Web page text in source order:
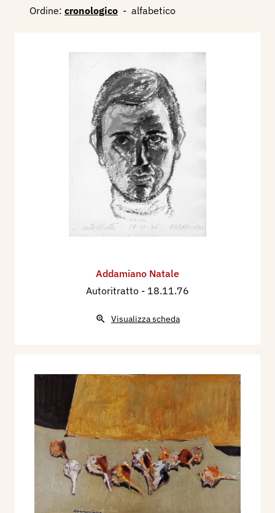
Ordine: cronologico - alfabetico
Addamiano Natale
Autoritratto - 18.11.76
Visualizza scheda